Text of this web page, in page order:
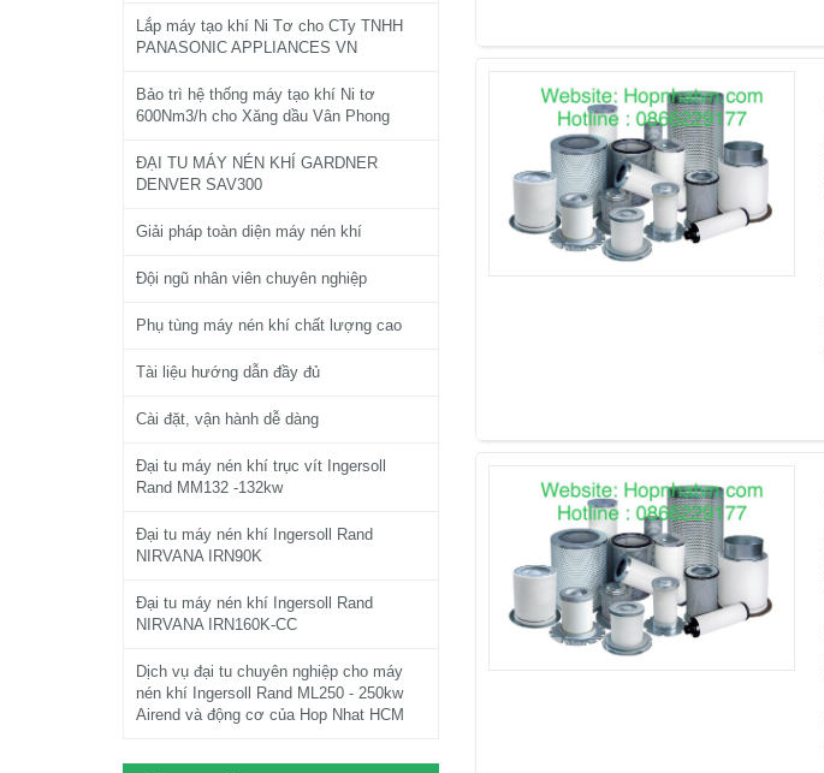
Lắp máy tạo khí Ni Tơ cho CTy TNHH
PANASONIC APPLIANCES VN
Bảo trì hệ thống máy tạo khí Ni tơ
600Nm3/h cho Xăng dầu Vân Phong
ĐẠI TU MÁY NÉN KHÍ GARDNER
DENVER SAV300
Giải pháp toàn diện máy nén khí
Đội ngũ nhân viên chuyên nghiệp
Phụ tùng máy nén khí chất lượng cao
Tài liệu hướng dẫn đầy đủ
Cài đặt, vận hành dễ dàng
Đại tu máy nén khí trục vít Ingersoll
Rand MM132 -132kw
Đại tu máy nén khí Ingersoll Rand
NIRVANA IRN90K
Đại tu máy nén khí Ingersoll Rand
NIRVANA IRN160K-CC
Dịch vụ đại tu chuyên nghiệp cho máy
nén khí Ingersoll Rand ML250 - 250kw
Airend và động cơ của Hop Nhat HCM